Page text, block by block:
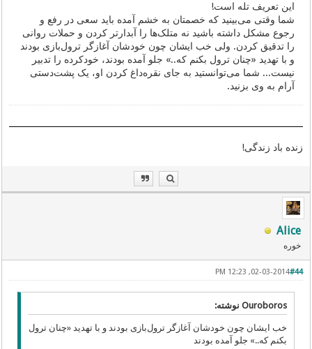
این تعریف تله است!
شما وقتی می‌بینید که خصمتان به خشم آمده باید سعی در رفع و
رجوع مشکل داشته باشید نه متلک‌ها را آبدارتر کردن و حملات روانی
را تدقیق کردن. ولی خب ایشان چون خودشان آغازگر ترول‌بازی بودند
و با تهدید «چنان ترول بکنم که..» جلو آمده بودند، خودکرده را تدبیر
نیست... شما می‌توانستید به جای نقره‌داغ کردن او، یک پشت‌دستی
آرام به وی بزنید.
زنده باد زندگی!
Alice
خوره
#44
02-03-2014, 12:23 PM
Ouroboros نوشته:
خب ایشان چون خودشان آغازگر ترول‌بازی بودند و با تهدید «چنان ترول
بکنم که..» جلو آمده بودند